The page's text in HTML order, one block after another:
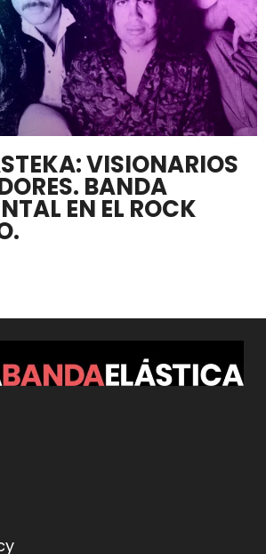
VISIONARIOS
BANDA
EN EL ROCK